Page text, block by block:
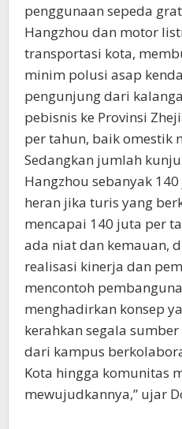
penggunaan sepeda
Hangzhou dan motor
transportasi kota,
minim polusi asap
pengunjung dari
pebisnis ke Provinsi
per tahun, baik omestik
Sedangkan jumlah
Hangzhou sebanyak
heran jika turis yang
mencapai 140 juta per
ada niat dan kemauan,
realisasi kinerja dan
mencontoh
menghadirkan konsep
kerahkan segala
dari kampus
Kota hingga komunitas
mewujudkannya,” ujar